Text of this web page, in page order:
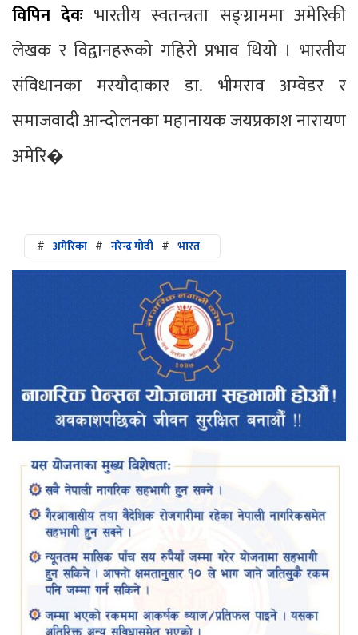
विपिन देवः भारतीय स्वतन्त्रता सङ्ग्राममा अमेरिकी
लेखक र विद्वानहरूको गहिरो प्रभाव थियो । भारतीय
संविधानका मस्यौदाकार डा. भीमराव अम्वेडर र
समाजवादी आन्दोलनका महानायक जयप्रकाश नारायण
अमेरि�
# अमेरिका # नरेन्द्र मोदी # भारत